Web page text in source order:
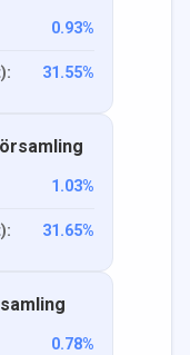
0.93%
31.55%
1.03%
31.65%
0.78%